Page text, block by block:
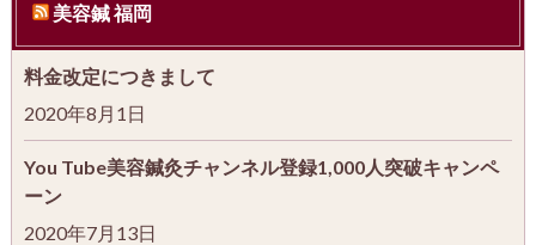
美容鍼 福岡
料金改定につきまして
2020年8月1日
You Tube美容鍼灸チャンネル登録1,000人突破キャンペ
ーン
2020年7月13日